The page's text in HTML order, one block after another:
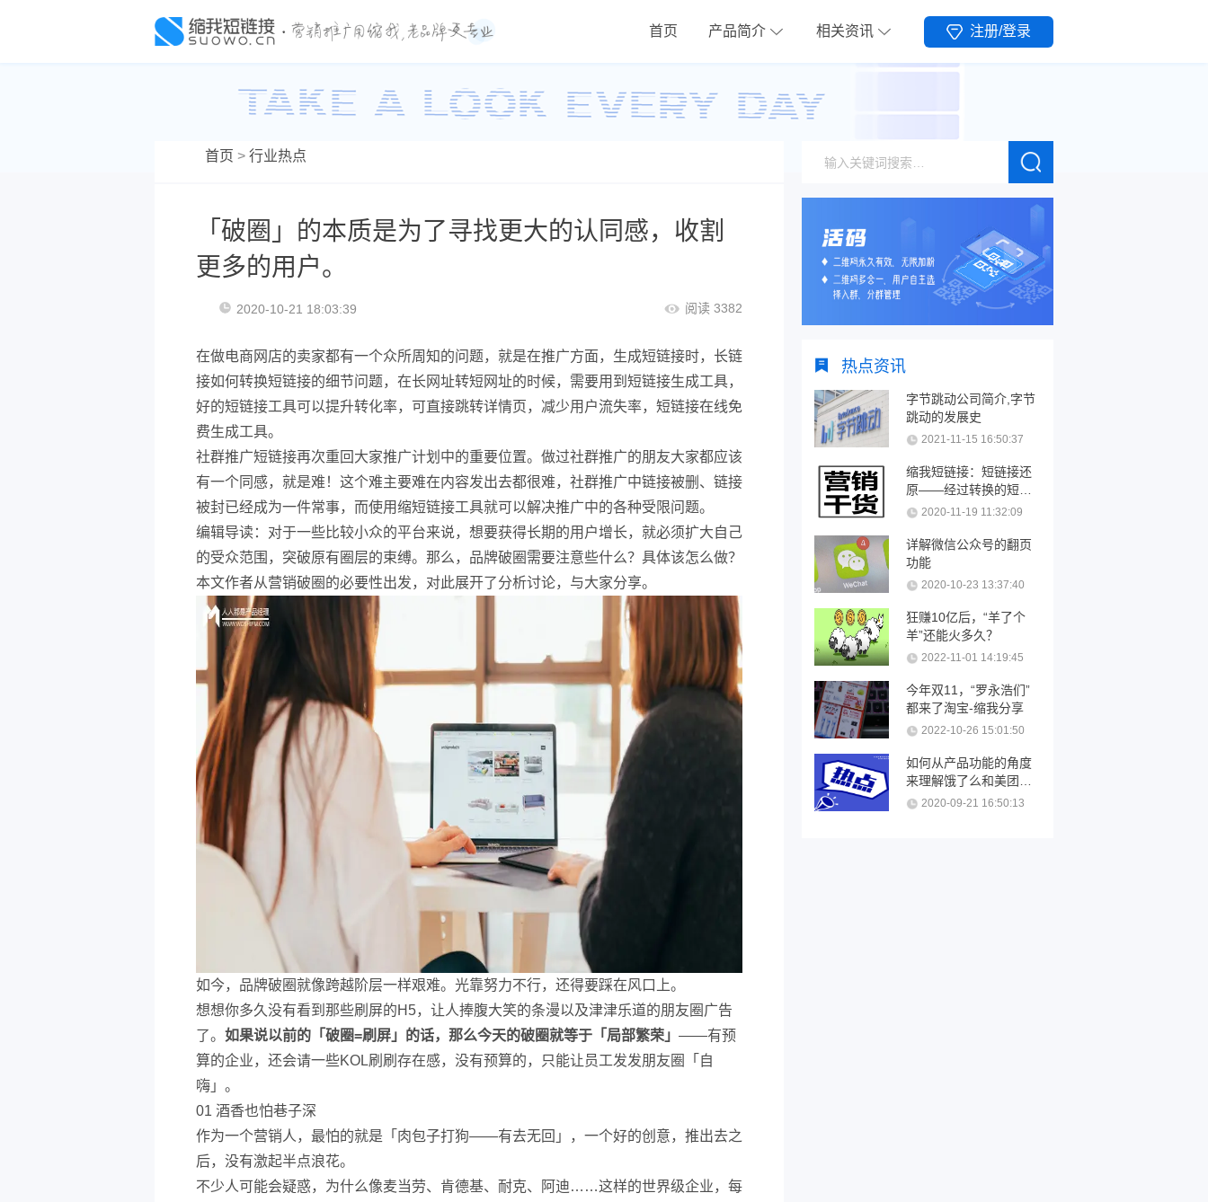
首页 产品简介 相关资讯 注册/登录
首页 > 行业热点
「破圈」的本质是为了寻找更大的认同感，收割
更多的用户。
2020-10-21 18:03:39 阅读 3382
在做电商网店的卖家都有一个众所周知的问题，就是在推广方面，生成短链接时，长链
接如何转换短链接的细节问题，在长网址转短网址的时候，需要用到短链接生成工具，
好的短链接工具可以提升转化率，可直接跳转详情页，减少用户流失率，短链接在线免
费生成工具。
社群推广短链接再次重回大家推广计划中的重要位置。做过社群推广的朋友大家都应该
有一个同感，就是难！这个难主要难在内容发出去都很难，社群推广中链接被删、链接
被封已经成为一件常事，而使用缩短链接工具就可以解决推广中的各种受限问题。
编辑导读：对于一些比较小众的平台来说，想要获得长期的用户增长，就必须扩大自己
的受众范围，突破原有圈层的束缚。那么，品牌破圈需要注意些什么？具体该怎么做？
本文作者从营销破圈的必要性出发，对此展开了分析讨论，与大家分享。
如今，品牌破圈就像跨越阶层一样艰难。光靠努力不行，还得要踩在风口上。
想想你多久没有看到那些刷屏的H5，让人捧腹大笑的条漫以及津津乐道的朋友圈广告
了。 如果说以前的「破圈=刷屏」的话，那么今天的破圈就等于「局部繁荣」 ——有预
算的企业，还会请一些KOL刷刷存在感，没有预算的，只能让员工发发朋友圈「自
嗨」。
01 酒香也怕巷子深
作为一个营销人，最怕的就是「肉包子打狗——有去无回」，一个好的创意，推出去之
后，没有激起半点浪花。
不少人可能会疑惑，为什么像麦当劳、肯德基、耐克、阿迪……这样的世界级企业，每
热点资讯
字节跳动公司简介,字节
跳动的发展史
2021-11-15 16:50:37
缩我短链接：短链接还
原——经过转换的短链
接可以还原吗？
2020-11-19 11:32:09
详解微信公众号的翻页
功能
2020-10-23 13:37:40
狂赚10亿后，“羊了个
羊”还能火多久？
2022-11-01 14:19:45
今年双11，“罗永浩们”
都来了淘宝-缩我分享
2022-10-26 15:01:50
如何从产品功能的角度
来理解饿了么和美团优
化 2020-09-21 16:50:13